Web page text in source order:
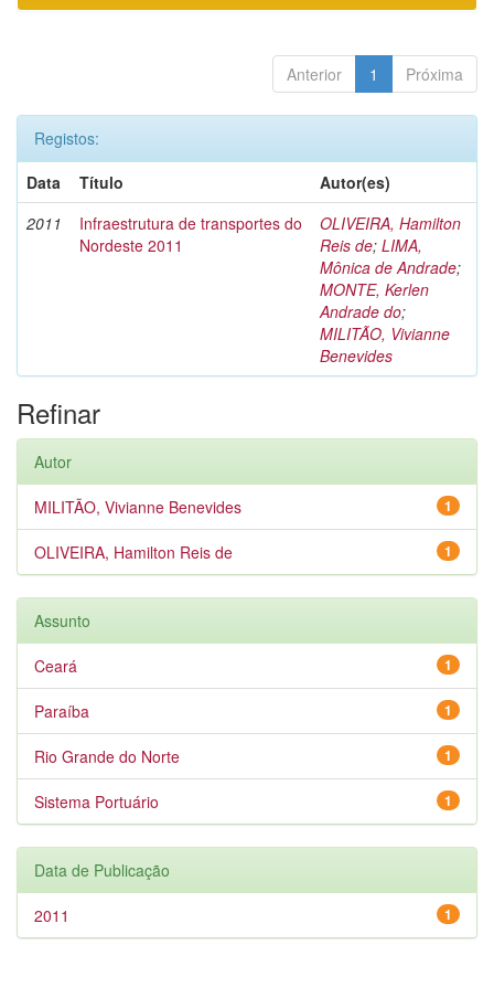
Anterior 1 Próxima
Registos:
Data
Título
Autor(es)
2011
Infraestrutura de transportes do
Nordeste 2011
OLIVEIRA, Hamilton
Reis de; LIMA,
Mônica de Andrade;
MONTE, Kerlen
Andrade do;
MILITÃO, Vivianne
Benevides
Refinar
Autor
1
MILITÃO, Vivianne Benevides
1
OLIVEIRA, Hamilton Reis de
Assunto
1
Ceará
1
Paraíba
1
Rio Grande do Norte
1
Sistema Portuário
Data de Publicação
1
2011